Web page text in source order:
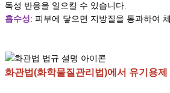
독성 반응을 일으킬 수 있습니다.
흡수성: 피부에 닿으면 지방질을 통과하여
화관법(화학물질관리법)에서 유기용제